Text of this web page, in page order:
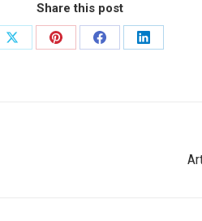
Share this post
Share
Share
Share
Share